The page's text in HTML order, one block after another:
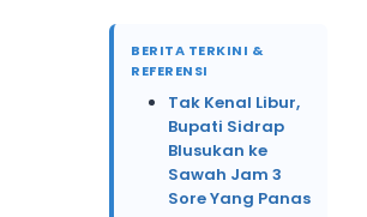
BERITA TERKINI &
REFERENSI
Tak Kenal Libur,
Bupati Sidrap
Blusukan ke
Sawah Jam 3
Sore Yang Panas